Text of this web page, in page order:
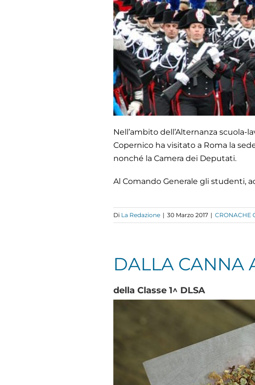
Nell’ambito dell’Alternanza
Copernico ha visitato a Roma la
nonché la Camera dei Deputati.
Al Comando Generale gli studenti,
Di La Redazione | 30 Marzo 2017 | CRONACHE
DALLA CANNA
della Classe 1^ DLSA